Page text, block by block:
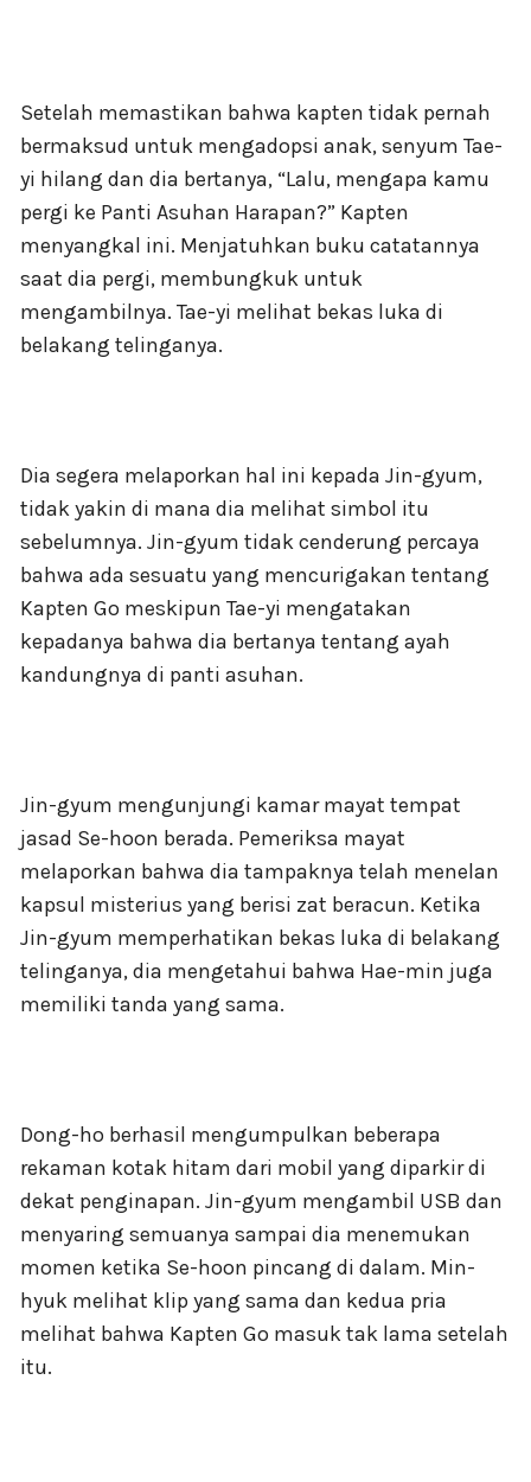
Setelah memastikan bahwa kapten tidak pernah
bermaksud untuk mengadopsi anak, senyum Tae-
yi hilang dan dia bertanya, “Lalu, mengapa kamu
pergi ke Panti Asuhan Harapan?” Kapten
menyangkal ini. Menjatuhkan buku catatannya
saat dia pergi, membungkuk untuk
mengambilnya. Tae-yi melihat bekas luka di
belakang telinganya.
Dia segera melaporkan hal ini kepada Jin-gyum,
tidak yakin di mana dia melihat simbol itu
sebelumnya. Jin-gyum tidak cenderung percaya
bahwa ada sesuatu yang mencurigakan tentang
Kapten Go meskipun Tae-yi mengatakan
kepadanya bahwa dia bertanya tentang ayah
kandungnya di panti asuhan.
Jin-gyum mengunjungi kamar mayat tempat
jasad Se-hoon berada. Pemeriksa mayat
melaporkan bahwa dia tampaknya telah menelan
kapsul misterius yang berisi zat beracun. Ketika
Jin-gyum memperhatikan bekas luka di belakang
telinganya, dia mengetahui bahwa Hae-min juga
memiliki tanda yang sama.
Dong-ho berhasil mengumpulkan beberapa
rekaman kotak hitam dari mobil yang diparkir di
dekat penginapan. Jin-gyum mengambil USB dan
menyaring semuanya sampai dia menemukan
momen ketika Se-hoon pincang di dalam. Min-
hyuk melihat klip yang sama dan kedua pria
melihat bahwa Kapten Go masuk tak lama setelah
itu.